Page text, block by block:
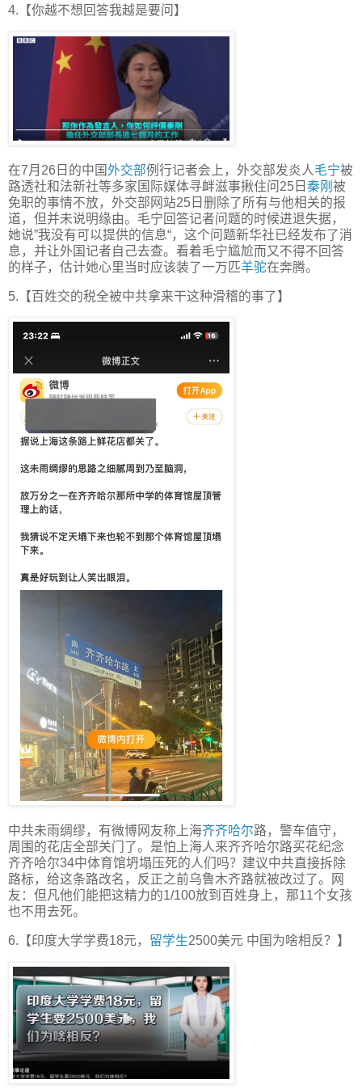
4.【你越不想回答我越是要问】
在7月26日的中国外交部例行记者会上，外交部发炎人 毛宁被
路透社和法新社等多家国际媒体寻衅滋事揪住问25日 秦刚 被
免职的事情不放，外交部网站25日删除了所有与他相关的报
道，但并未说明缘由。毛宁回答记者问题的时候进退失据，
她说”我没有可以提供的信息“，这个问题新华社已经发布了消
息，并让外国记者自己去查。看着毛宁尴尬而又不得不回答
的样子，估计她心里当时应该装了一万匹羊驼在奔腾。
5.【百姓交的税全被中共拿来干这种滑稽的事了】
中共未雨绸缪，有微博网友称上海齐齐哈尔路，警车值守，
周围的花店全部关门了。是怕上海人来齐齐哈尔路买花纪念
齐齐哈尔34中体育馆坍塌压死的人们吗？建议中共直接拆除
路标，给这条路改名，反正之前乌鲁木齐路就被改过了。网
友：但凡他们能把这精力的1/100放到百姓身上，那11个女孩
也不用去死。
6.【印度大学学费18元， 留学生2500美元 中国为啥相反？】